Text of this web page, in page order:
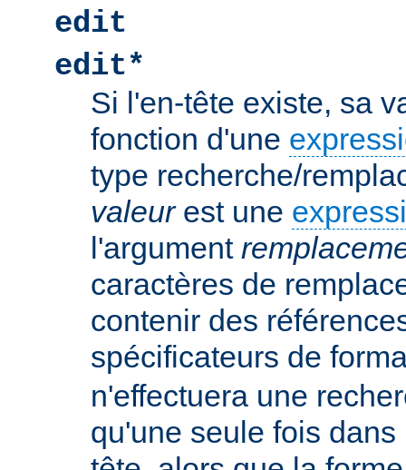
edit
edit*
Si l'en-tête existe, sa
fonction d'une
type recherche/
valeurest une
l'argument
caractères de
contenir des
spécificateurs de
n'effectuera une
qu'une seule fois